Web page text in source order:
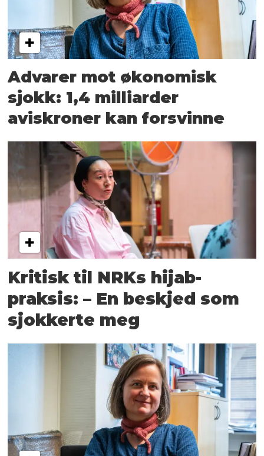
Advarer mot økonomisk
sjokk: 1,4 milliarder
aviskroner kan forsvinne
Kritisk til NRKs hijab-
praksis: – En beskjed som
sjokkerte meg